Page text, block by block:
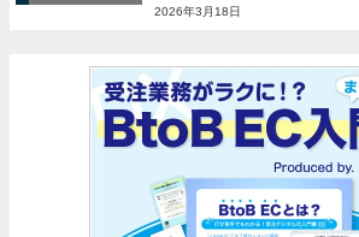
2026年3月18日